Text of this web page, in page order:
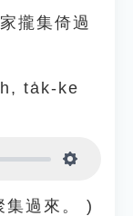
攏集倚過
ta̍k-ke
集過來。 )